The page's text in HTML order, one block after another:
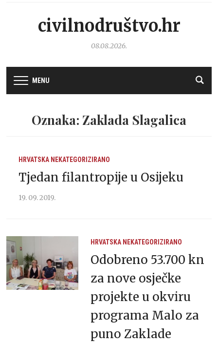
civilnodruštvo.hr
08.08.2026.
MENU
Oznaka: Zaklada Slagalica
HRVATSKA NEKATEGORIZIRANO
Tjedan filantropije u Osijeku
19. 09. 2019.
HRVATSKA NEKATEGORIZIRANO
Odobreno 53.700 kn
za nove osječke
projekte u okviru
programa Malo za
puno Zaklade